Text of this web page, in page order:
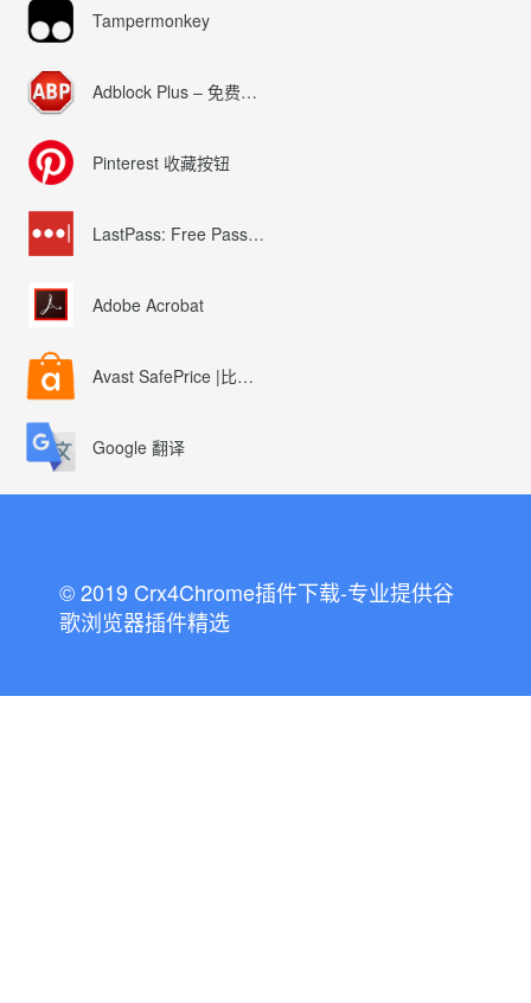
Tampermonkey
Adblock Plus – 免费的广告拦截器
Pinterest 收藏按钮
LastPass: Free Password Manager
Adobe Acrobat
Avast SafePrice |比较、交易、优惠券
Google 翻译
© 2019 Crx4Chrome插件下载-专业提供谷
歌浏览器插件精选